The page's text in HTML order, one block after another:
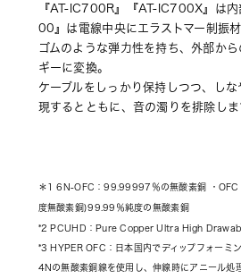
『AT-IC700R』『AT-IC700X』は
00』は電線中央にエラストマー制振材
ゴムのような弾力性を持ち、外部か
ギーに変換。
ケーブルをしっかり保持しつつ、し
現するとともに、音の濁りを排除しま
＊1 6N-OFC：99.99997％の無酸素銅 ・
度無酸素銅)99.99％純度の無酸素銅
*2 PCUHD：Pure Copper Ultra High
*3 HYPER OFC：日本国内でディップフォーミ
4Nの無酸素銅線を使用し、伸線時にアニール処